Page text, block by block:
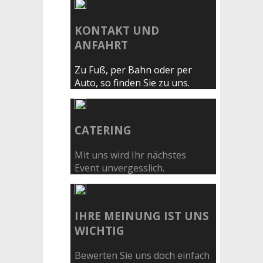
KONTAKT UND
ANFAHRT
Zu Fuß, per Bahn oder per
Auto, so finden Sie zu uns.
CATERING
Mit uns wird Ihr nächstes
Event unvergesslich.
IHRE MEINUNG IST UNS
WICHTIG
Bewerten Sie uns doch einfach